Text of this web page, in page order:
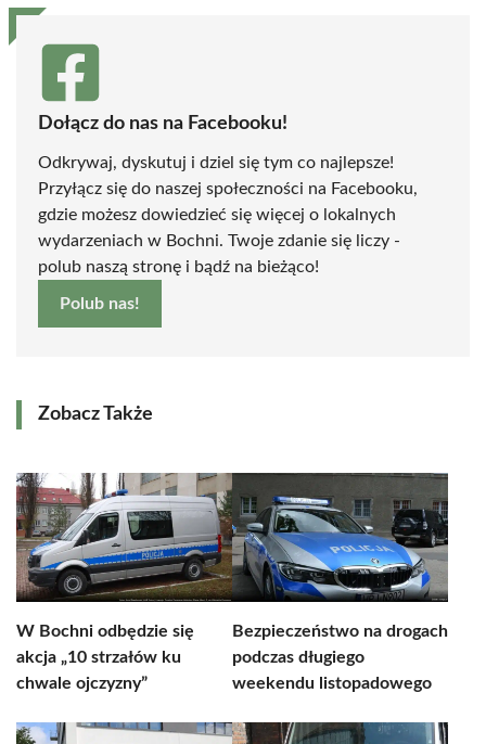
Dołącz do nas na Facebooku!
Odkrywaj, dyskutuj i dziel się tym co najlepsze!
Przyłącz się do naszej społeczności na Facebooku,
gdzie możesz dowiedzieć się więcej o lokalnych
wydarzeniach w Bochni. Twoje zdanie się liczy -
polub naszą stronę i bądź na bieżąco!
Polub nas!
Zobacz Także
W Bochni odbędzie się
akcja „10 strzałów ku
chwale ojczyzny”
Bezpieczeństwo na drogach
podczas długiego
weekendu listopadowego